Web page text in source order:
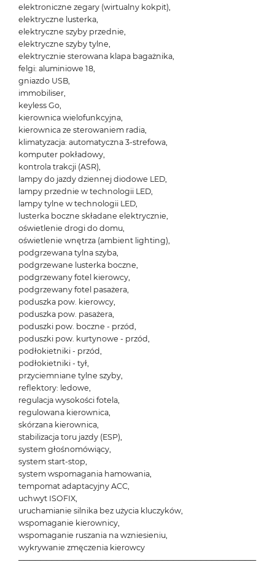
elektroniczne zegary (wirtualny kokpit),
elektryczne lusterka,
elektryczne szyby przednie,
elektryczne szyby tylne,
elektrycznie sterowana klapa bagażnika,
felgi: aluminiowe 18,
gniazdo USB,
immobiliser,
keyless Go,
kierownica wielofunkcyjna,
kierownica ze sterowaniem radia,
klimatyzacja: automatyczna 3-strefowa,
komputer pokładowy,
kontrola trakcji (ASR),
lampy do jazdy dziennej diodowe LED,
lampy przednie w technologii LED,
lampy tylne w technologii LED,
lusterka boczne składane elektrycznie,
oświetlenie drogi do domu,
oświetlenie wnętrza (ambient lighting),
podgrzewana tylna szyba,
podgrzewane lusterka boczne,
podgrzewany fotel kierowcy,
podgrzewany fotel pasażera,
poduszka pow. kierowcy,
poduszka pow. pasażera,
poduszki pow. boczne - przód,
poduszki pow. kurtynowe - przód,
podłokietniki - przód,
podłokietniki - tył,
przyciemniane tylne szyby,
reflektory: ledowe,
regulacja wysokości fotela,
regulowana kierownica,
skórzana kierownica,
stabilizacja toru jazdy (ESP),
system głośnomówiący,
system start-stop,
system wspomagania hamowania,
tempomat adaptacyjny ACC,
uchwyt ISOFIX,
uruchamianie silnika bez użycia kluczyków,
wspomaganie kierownicy,
wspomaganie ruszania na wzniesieniu,
wykrywanie zmęczenia kierowcy
───────────────────────────────────────────